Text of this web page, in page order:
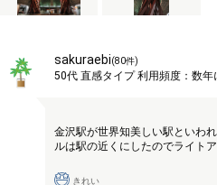
sakuraebi(80件)
50代 直感タイプ利用頻度： 数年
金沢駅が世界知美しい駅といわ
ルは駅の近くにしたのでライト
きれい